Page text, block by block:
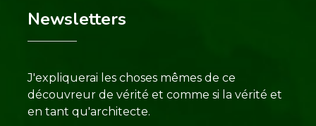
Newsletters
J'expliquerai les choses mêmes de ce
découvreur de vérité et comme si la vérité et
en tant qu'architecte.